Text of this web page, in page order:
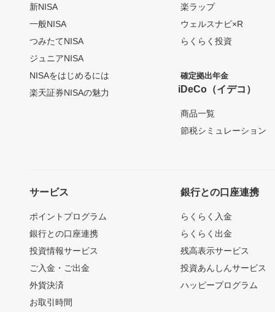
新NISA
一般NISA
つみたてNISA
ジュニアNISA
NISAをはじめるには
楽天証券NISAの魅力
楽ラップ
ウェルスナビ×R
らくらく投資
確定拠出年金
iDeCo（イデコ）
商品一覧
節税シミュレーション
サービス
ポイントプログラム
銀行との口座連携
投資情報サービス
ご入金・ご出金
外貨決済
お取引時間
銀行との口座連携
らくらく入金
らくらく出金
残高表示サービス
投資あんしんサービス
ハッピープログラム